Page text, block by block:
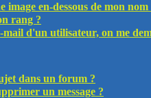
image en-dessous de mon
rang ?
d'un utilisateur, on me
dans un forum ?
un message ?